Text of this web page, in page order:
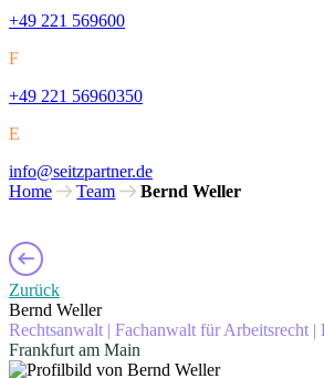
+49 221 569600
F
+49 221 56960350
E
info@seitzpartner.de
Home
Team Bernd Weller
Zurück
Bernd Weller
Rechtsanwalt | Fachanwalt für Arbeitsrecht |
Frankfurt am Main